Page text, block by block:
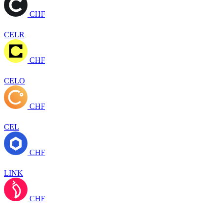
CHF
CELR
CHF
CELO
CHF
CEL
CHF
LINK
CHF